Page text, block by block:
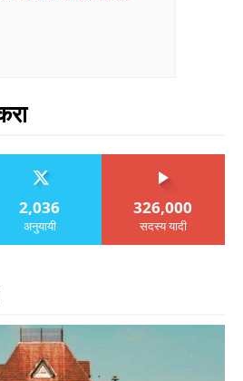
2,036
अनुयायी
326,000
सदस्य यादी